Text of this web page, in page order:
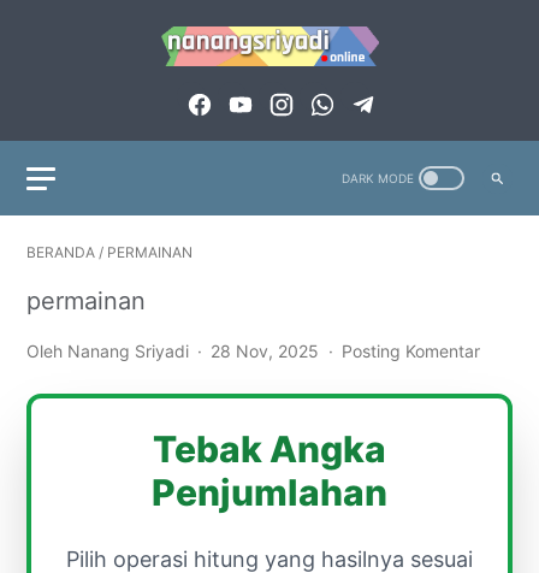
BERANDA / PERMAINAN
permainan
Oleh Nanang Sriyadi 28 Nov, 2025 Posting Komentar
Tebak Angka
Penjumlahan
Pilih operasi hitung yang hasilnya sesuai